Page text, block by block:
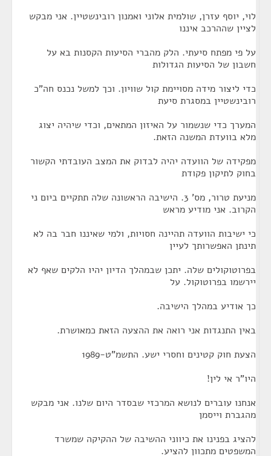
לוי, יוסף עזרן, שולמית אלוני ואמנון רובינשטיין. אני מבקש
לציין שההרכב איננו
על פי מפתח סיעתי. הלק מהברי הסיעות הקסנות בא על
חשבון של הסיעות הגדולות
כדי ליצור מידה מסויימת קול שוויון. וכך למשל נכנס חה"כ
רובינשטיין במסגרת סיעת
המערך כדי שנשמור על האיזון המתאים, וכדי שיהיה יצוג
מלא בוועדת המשנה הזאת.
מפקידה של הוועדה יהיה לבדוק את המצב העובדתי הקשור
בחוק לתיקון פקודת
מניעת טרור, מס' 3. הישיבה הראשונה שלה תתקיים ביום ני
הקרוב. אני מודיע מראש
כי ישיבות הוועדה תהיינה חסויות, ולמי שאיננו חבר בה לא
תינתן האפשרותך לעיין
בפרוטוקולים שלה. יתכן שבמהלך הדיון יהיו הלקים שאף לא
יירשמו בפרוטוקול. על
כך אודיע במהלך הישיבה.
באין התנגדות אני רואה את ההצעה הזאת כמאושרת.
הצעת חוק קטינים וחסרי ישע. התשמ"ט-1989
היו"ר אי לין!
אנחנו עוברים לנושא המרכזי שבסדר היום שלנו. אני מבקש
מהגברת וייסמן
להציג בפנינו את כיווני ההשיבה של ההקיקה שמשרד
המשפטים מתכוון להציע.